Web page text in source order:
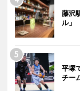
藤沢
ル」
平塚
チー